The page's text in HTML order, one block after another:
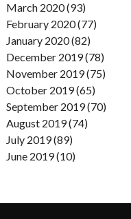
March 2020 (93)
February 2020 (77)
January 2020 (82)
December 2019 (78)
November 2019 (75)
October 2019 (65)
September 2019 (70)
August 2019 (74)
July 2019 (89)
June 2019 (10)